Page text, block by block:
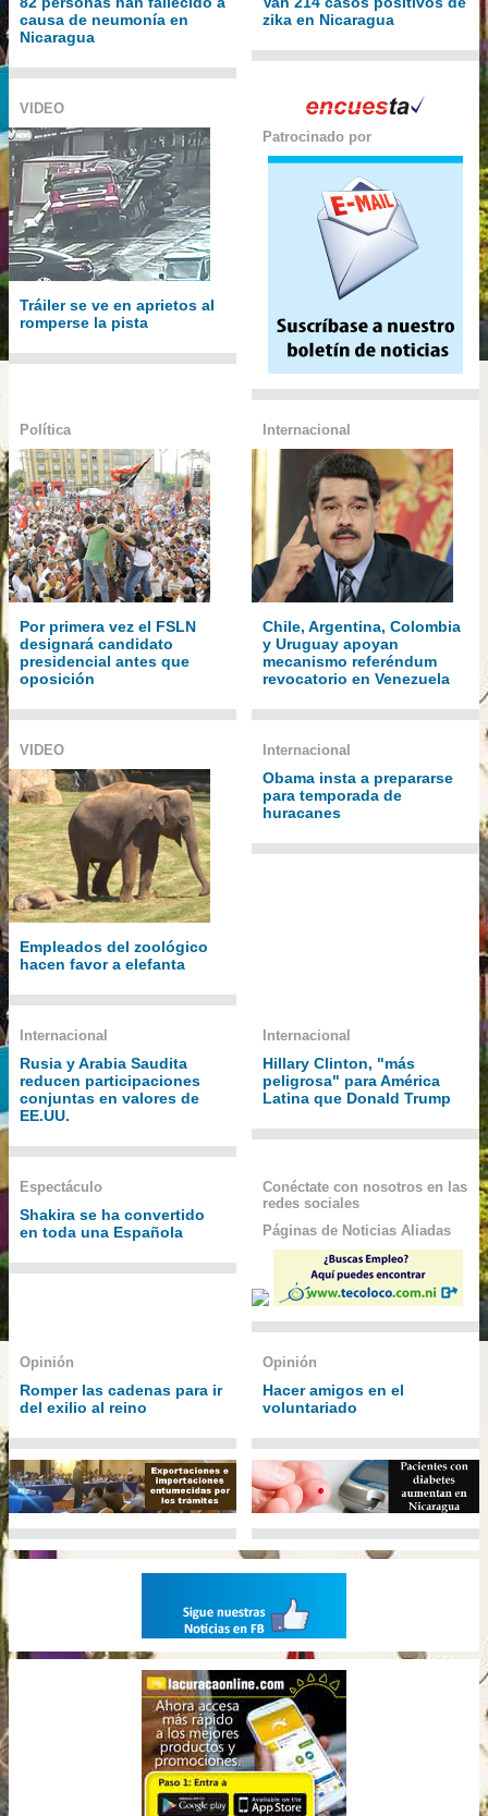
causa de neumonía en
Nicaragua
zika en Nicaragua
VIDEO
Tráiler se ve en aprietos al
romperse la pista
Patrocinado por
Política
Por primera vez el FSLN
designará candidato
presidencial antes que
oposición
Internacional
Chile, Argentina, Colombia
y Uruguay apoyan
mecanismo referéndum
revocatorio en Venezuela
VIDEO
Empleados del zoológico
hacen favor a elefanta
Internacional
Obama insta a prepararse
para temporada de
huracanes
Internacional
Rusia y Arabia Saudita
reducen participaciones
conjuntas en valores de
EE.UU.
Internacional
Hillary Clinton, "más
peligrosa" para América
Latina que Donald Trump
Espectáculo
Shakira se ha convertido
en toda una Española
Conéctate con nosotros en las
redes sociales
Páginas de Noticias Aliadas
Opinión
Romper las cadenas para ir
del exilio al reino
Opinión
Hacer amigos en el
voluntariado